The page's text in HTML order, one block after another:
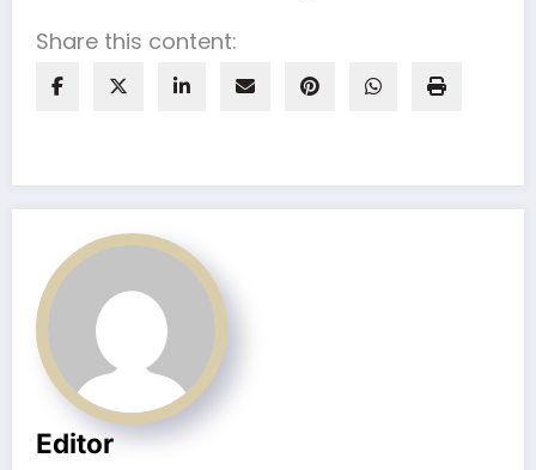
Share this content:
Editor